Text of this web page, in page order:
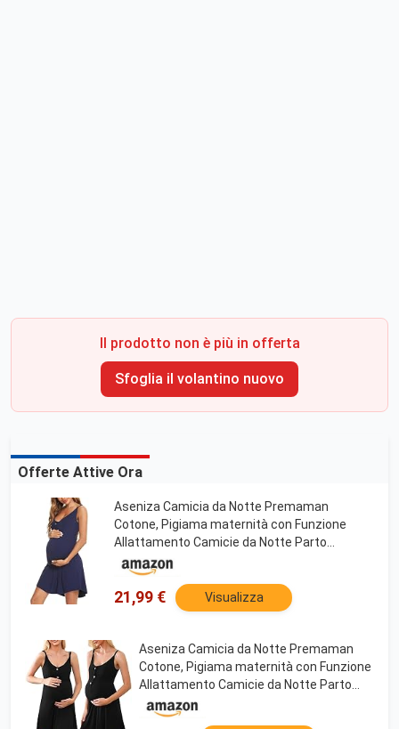
Il prodotto non è più in offerta
Sfoglia il volantino nuovo
Offerte Attive Ora
Aseniza Camicia da Notte Premaman
Cotone, Pigiama maternità con Funzione
Allattamento Camicie da Notte Parto
Ospedale con Scollo A V,Marina Militare,L
21,99 € Visualizza
Aseniza Camicia da Notte Premaman
Cotone, Pigiama maternità con Funzione
Allattamento Camicie da Notte Parto
Ospedale con Scollo A V,Nero,L